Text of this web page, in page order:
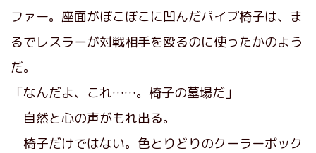
ファー。座面がぼこぼこに凹んだパイプ椅子は、ま
るでレスラーが対戦相手を殴るのに使ったかのよう
だ。
「なんだよ、これ……。椅子の墓場だ」
自然と心の声がもれ出る。
椅子だけではない。色とりどりのクーラーボック